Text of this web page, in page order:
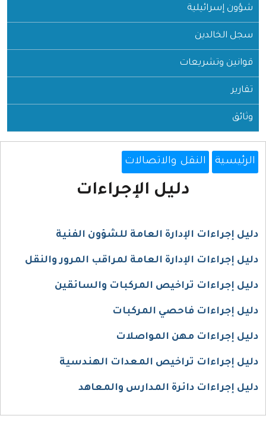
شؤون إسرائيلية
سجل الخالدين
قوانين وتشريعات
تقارير
وثائق
الرئيسية النقل والاتصالات
دليل الإجراءات
دليل إجراءات الإدارة العامة للشؤون الفنية
دليل إجراءات الإدارة العامة لمراقب المرور والنقل
دليل إجراءات تراخيص المركبات والسائقين
دليل إجراءات فاحصي المركبات
دليل إجراءات مهن المواصلات
دليل إجراءات تراخيص المعدات الهندسية
دليل إجراءات دائرة المدارس والمعاهد